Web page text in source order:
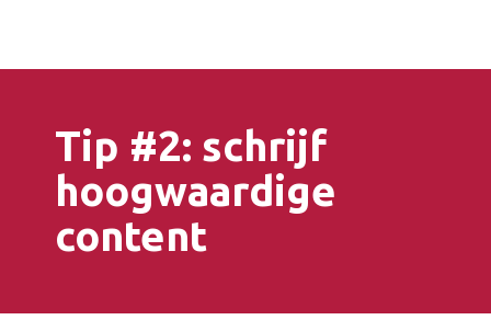
Tip #2: schrijf
hoogwaardige
content